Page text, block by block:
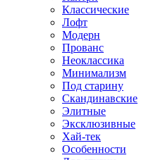
Классические
Лофт
Модерн
Прованс
Неоклассика
Минимализм
Под старину
Скандинавские
Элитные
Эксклюзивные
Хай-тек
Особенности